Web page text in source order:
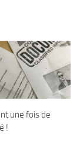
une fois de
!